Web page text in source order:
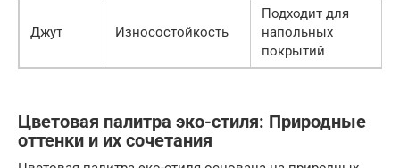
Джут Износостойкость
Подходит для
напольных
покрытий
Цветовая палитра эко-стиля: Природные
оттенки и их сочетания